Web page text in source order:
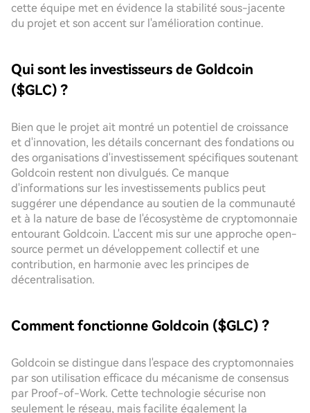
cette équipe met en évidence la stabilité sous-jacente
du projet et son accent sur l'amélioration continue.
Qui sont les investisseurs de Goldcoin
($GLC) ?
Bien que le projet ait montré un potentiel de croissance
et d'innovation, les détails concernant des fondations ou
des organisations d'investissement spécifiques soutenant
Goldcoin restent non divulgués. Ce manque
d'informations sur les investissements publics peut
suggérer une dépendance au soutien de la communauté
et à la nature de base de l'écosystème de cryptomonnaie
entourant Goldcoin. L'accent mis sur une approche open-
source permet un développement collectif et une
contribution, en harmonie avec les principes de
décentralisation.
Comment fonctionne Goldcoin ($GLC) ?
Goldcoin se distingue dans l'espace des cryptomonnaies
par son utilisation efficace du mécanisme de consensus
par Proof-of-Work. Cette technologie sécurise non
seulement le réseau, mais facilite également la